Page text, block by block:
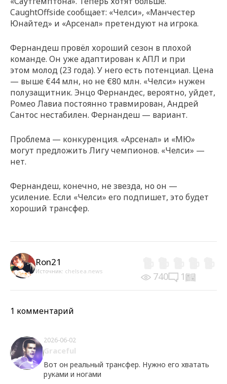
CaughtOffside сообщает: «Челси», «Манчестер
Юнайтед» и «Арсенал» претендуют на игрока.
Фернандеш провёл хороший сезон в плохой
команде. Он уже адаптирован к АПЛ и при
этом молод (23 года). У него есть потенциал. Цена
— выше €44 млн, но не €80 млн. «Челси» нужен
полузащитник. Энцо Фернандес, вероятно, уйдет,
Ромео Лавиа постоянно травмирован, Андрей
Сантос нестабилен. Фернандеш — вариант.
Проблема — конкуренция. «Арсенал» и «МЮ»
могут предложить Лигу чемпионов. «Челси» —
нет.
Фернандеш, конечно, не звезда, но он —
усиление. Если «Челси» его подпишет, это будет
хороший трансфер.
Ron21
Источник: chelsea.news 740 1
1 комментарий
2026-06-02
Graceful
Вот он реальный трансфер. Нужно его хватать
руками и ногами